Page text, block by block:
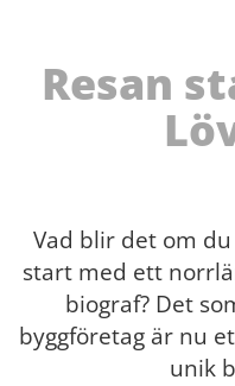
Resan
Vad blir det om
start med ett
biograf? Det
byggföretag är nu
unik